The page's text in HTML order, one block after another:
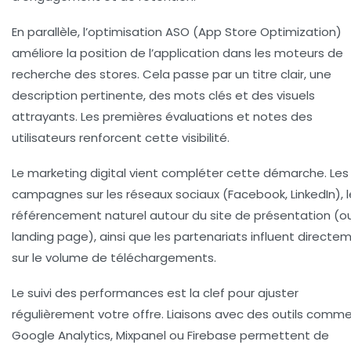
En parallèle, l’optimisation ASO (App Store Optimization)
améliore la position de l’application dans les moteurs de
recherche des stores. Cela passe par un titre clair, une
description pertinente, des mots clés et des visuels
attrayants. Les premières évaluations et notes des
utilisateurs renforcent cette visibilité.
Le marketing digital vient compléter cette démarche. Les
campagnes sur les réseaux sociaux (Facebook, LinkedIn),
référencement naturel autour du site de présentation
landing page), ainsi que les partenariats influent
sur le volume de téléchargements.
Le suivi des performances est la clef pour ajuster
régulièrement votre offre. Liaisons avec des outils
Google Analytics, Mixpanel ou Firebase permettent de